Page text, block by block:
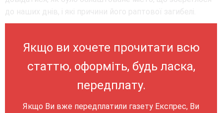
до наших днів, і які причини його раптової загибелі.
Якщо ви хочете прочитати всю
статтю, оформіть, будь ласка,
передплату.
Якщо Ви вже передплатили газету Експрес, Ви